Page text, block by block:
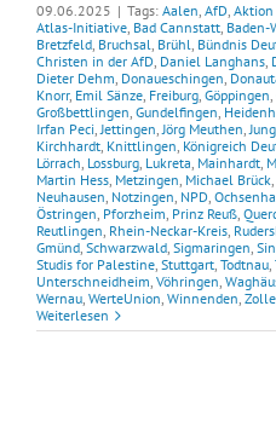
09.06.2025 | Tags: Aalen, AfD,
Atlas-Initiative, Bad Cannstatt, Baden-
Bretzfeld, Bruchsal, Brühl, Bündnis
Christen in der AfD, Daniel Langhans,
Dieter Dehm, Donaueschingen,
Knorr, Emil Sänze, Freiburg, Göppingen,
Großbettlingen, Gundelfingen,
Irfan Peci,Jettingen,Jörg Meuthen,
Kirchhardt, Knittlingen, Königreich
Lörrach, Lossburg, Lukreta, Mainhardt,
Martin Hess, Metzingen, Michael Brück,
Neuhausen, Notzingen, NPD,
Östringen, Pforzheim, Prinz Reuß,
Reutlingen, Rhein-Neckar-Kreis,
Gmünd, Schwarzwald, Sigmaringen,
Studis for Palestine, Stuttgart, Todtnau,
Unterschneidheim, Vöhringen,
Wernau, WerteUnion, Winnenden,
Weiterlesen